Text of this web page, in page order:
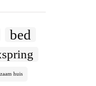
bed
huis